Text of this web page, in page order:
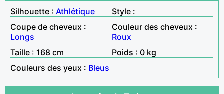
Silhouette : Athlétique
Style :
Coupe de cheveux :
Longs
Couleur des cheveux :
Roux
Taille : 168 cm
Poids : 0 kg
Couleurs des yeux : Bleus